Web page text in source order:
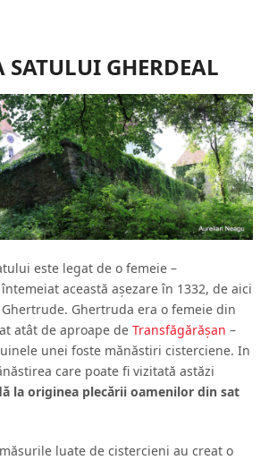
SATULUI GHERDEAL
este legat de o femeie –
această aşezare în 1332, de aici
Ghertruda era o femeie din
atât de aproape de Transfăgărăşan –
unei foste mănăstiri cisterciene. In
care poate fi vizitată astăzi
la originea plecării oamenilor din sat
luate de cistercieni au creat o